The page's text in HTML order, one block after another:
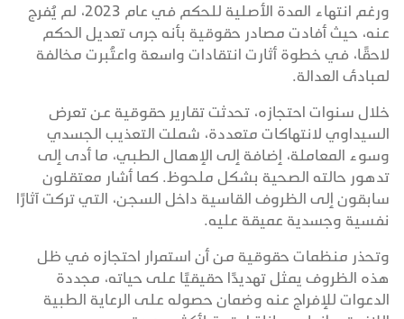
ورغم انتهاء المدة الأصلية للحكم في عام 2023، لم يُفرج
عنه، حيث أفادت مصادر حقوقية بأنه جرى تعديل الحكم
لاحقًا، في خطوة أثارت انتقادات واسعة واعتُبرت مخالفة
لمبادئ العدالة.
خلال سنوات احتجازه، تحدثت تقارير حقوقية عن تعرض
السيداوي لانتهاكات متعددة، شملت التعذيب الجسدي
وسوء المعاملة، إضافة إلى الإهمال الطبي، ما أدى إلى
تدهور حالته الصحية بشكل ملحوظ. كما أشار معتقلون
سابقون إلى الظروف القاسية داخل السجن، التي تركت آثارًا
نفسية وجسدية عميقة عليه.
وتحذر منظمات حقوقية من أن استمرار احتجازه في ظل
هذه الظروف يمثل تهديدًا حقيقيًا على حياته، مجددة
الدعوات للإفراج عنه وضمان حصوله على الرعاية الطبية